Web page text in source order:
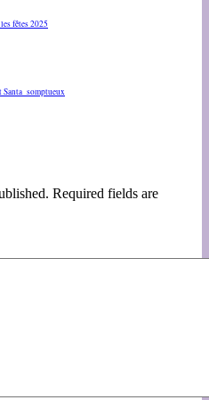
fêtes 2025
Santa somptueux
Required fields are